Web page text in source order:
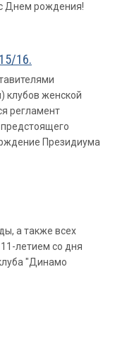
Днем рождения!
16.
клубов женской
регламент
Президиума
а также всех
летием со дня
"Динамо